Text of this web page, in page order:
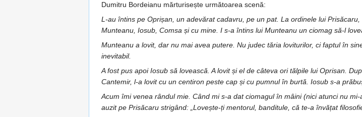
Dumitru Bordeianu mărturisește următoarea scenă:
L-au întins pe Oprișan, un adevărat cadavru, pe un pat. La ordinele lui
Munteanu, Iosub, Comsa și cu mine. I s-a întins lui Munteanu un ciomag să-l
Munteanu a lovit, dar nu mai avea putere. Nu judec tăria loviturilor, ci faptul în
inevitabil.
A fost pus apoi Iosub să lovească. A lovit și el de câteva ori tălpile lui Oprisan.
Cantemir, l-a lovit cu un centiron peste cap și cu pumnul în burtă. Iosub s-a
Acum îmi venea rândul mie. Când mi s-a dat ciomagul în mâini (nici atunci nu
auzit pe Prisăcaru strigând: „Lovește-ți mentorul, banditule, că te-a învățat